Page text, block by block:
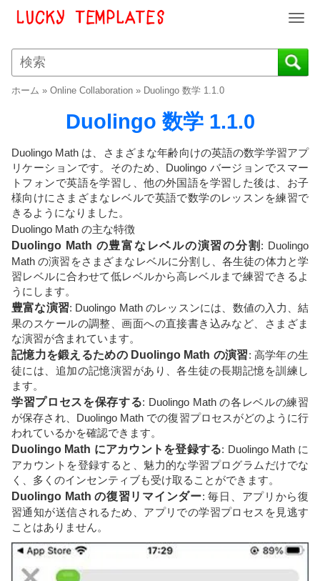
T
g
g
g
a
n
ホーム » Online Collaboration » Duolingo 数学 1.1.0
Duolingo 数学 1.1.0
Duolingo Math は、さまざまな年齢向けの英語の数学学習アプ
リケーションです。そのため、Duolingo バージョンでスマー
トフォンで英語を学習し、他の外国語を学習した後は、お子
様向けにさまざまなレベルで英語で数学のレッスンを練習で
きるようになりました。
Duolingo Math の主な特徴
Duolingo Math の豊富なレベルの演習の分割 : Duolingo
Math の演習をさまざまなレベルに分割し、各生徒の体力と学
習レベルに合わせて低レベルから高レベルまで練習できるよ
うにします。
豊富な演習: Duolingo Math のレッスンには、数値の入力、結
果のスケールの調整、画面への直接書き込みなど、さまざま
な演習が含まれています。
記憶力を鍛えるための Duolingo Math の演習: 高学年の生
徒には、追加の記憶演習があり、各生徒の長期記憶を訓練し
ます。
学習プロセスを保存する: Duolingo Math の各レベルの練習
が保存され、Duolingo Math での復習プロセスがどのように行
われているかを確認できます。
Duolingo Math にアカウントを登録する: Duolingo Math に
アカウントを登録すると、魅力的な学習プログラムだけでな
く、多くのインセンティブも受け取ることができます。
Duolingo Math の復習リマインダー: 毎日、アプリから復
習通知が送信されるため、アプリでの学習プロセスを見逃す
ことはありません。